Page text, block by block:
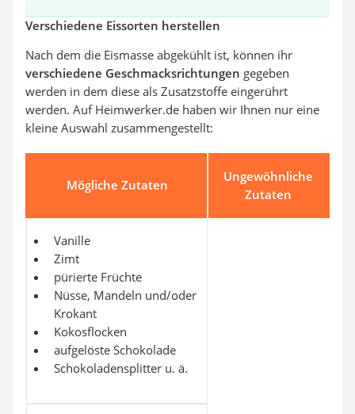
Verschiedene Eissorten herstellen
Nach dem die Eismasse abgekühlt ist, können ihr
verschiedene Geschmacksrichtungen gegeben
werden in dem diese als Zusatzstoffe eingerührt
werden. Auf Heimwerker.de haben wir Ihnen nur eine
kleine Auswahl zusammengestellt:
Mögliche Zutaten
Ungewöhnliche
Zutaten
Vanille
Zimt
pürierte Früchte
Nüsse, Mandeln und/oder
Krokant
Kokosflocken
aufgelöste Schokolade
Schokoladensplitter u. ä.